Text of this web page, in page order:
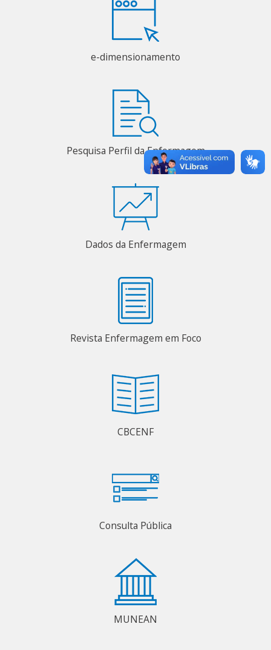
e-dimensionamento
Pesquisa Perfil da Enfermagem
Dados da Enfermagem
Revista Enfermagem em Foco
CBCENF
Consulta Pública
MUNEAN